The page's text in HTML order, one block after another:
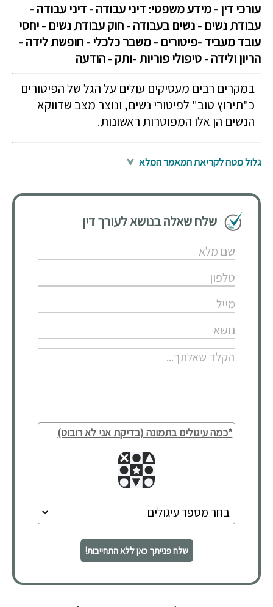
עורכי דין - מידע משפטי: דיני עבודה - דיני עבודה -
עבודת נשים - נשים בעבודה - חוק עבודת נשים - יחסי
עובד מעביד -פיטורים - משבר כלכלי - חופשת לידה -
הריון ולידה - טיפולי פוריות -ותק - הודעה
במקרים רבים מעסיקים עולים על הגל של הפיטורים
כ"תירוץ טוב" לפיטורי נשים, ונוצר מצב שדווקא
הנשים הן אלו המפוטרות ראשונות.
גלול מטה לקריאת המאמר המלא
שלח שאלה בנושא לעורך דין
*כמה עיגולים בתמונה (בדיקת אני לא רובוט)
שלח פנייתך כאן ללא התחייבות!